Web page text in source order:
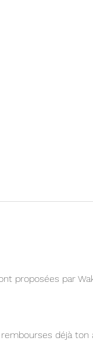
proposées par
déjà ton